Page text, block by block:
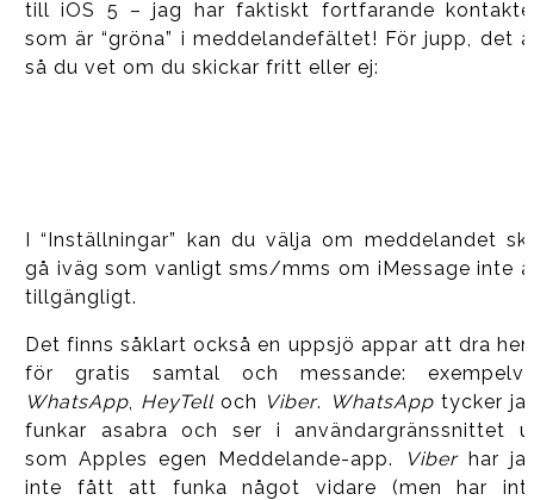
till iOS 5 – jag har faktiskt fortfarande
som är “gröna” i meddelandefältet! För jupp, det
så du vet om du skickar fritt eller ej:
I “Inställningar” kan du välja om meddelandet
gå iväg som vanligt sms/mms om iMessage inte
tillgängligt.
Det finns såklart också en uppsjö appar att dra
för gratis samtal och messande:
WhatsApp, HeyTelloch Viber. WhatsApptycker
funkar asabra och ser i användargränssnittet
som Apples egen Meddelande-app.
Viberhar
inte fått att funka något vidare (men har